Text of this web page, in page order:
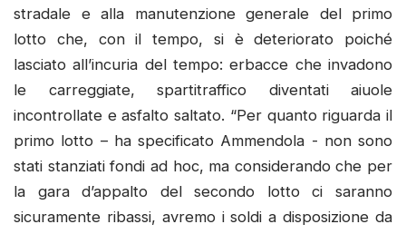
stradale e alla manutenzione generale del primo
lotto che, con il tempo, si è deteriorato poiché
lasciato all’incuria del tempo: erbacce che invadono
le carreggiate, spartitraffico diventati aiuole
incontrollate e asfalto saltato. “Per quanto riguarda il
primo lotto – ha specificato Ammendola - non sono
stati stanziati fondi ad hoc, ma considerando che per
la gara d’appalto del secondo lotto ci saranno
sicuramente ribassi, avremo i soldi a disposizione da